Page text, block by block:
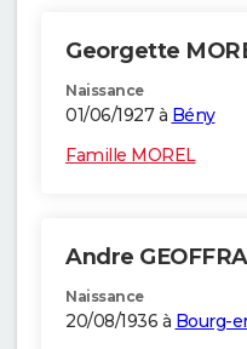
Georgette
Naissance
01/06/1927 à Bény
Famille MOREL
Andre
Naissance
20/08/1936 à Bourg-